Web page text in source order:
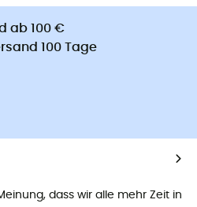
ab 100 €
100 Tage
dass wir alle mehr Zeit in